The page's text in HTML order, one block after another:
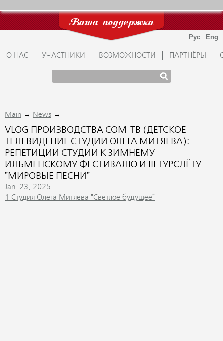
Ваша поддержка
О НАС УЧАСТНИКИ ВОЗМОЖНОСТИ ПАРТНЁРЫ
Main → News →
VLOG ПРОИЗВОДСТВА СОМ-ТВ (ДЕТСКОЕ
ТЕЛЕВИДЕНИЕ СТУДИИ ОЛЕГА МИТЯЕВА):
РЕПЕТИЦИИ СТУДИИ К ЗИМНЕМУ
ИЛЬМЕНСКОМУ ФЕСТИВАЛЮ И III ТУРСЛЁТУ
"МИРОВЫЕ ПЕСНИ"
Jan. 23, 2025
1 Студия Олега Митяева "Светлое будущее"